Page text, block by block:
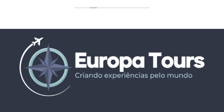
ficaram em SP trabalhando. A associação dessa
LÍDER, garantiu o sucesso da viagem que foi, lá, em
grupo formado por brasileiros e com guia Turco, Sr
Ali Faik, falando um português impecável e foi
muito disponível e atencioso. Os transfers, foram
4, todos em vans novas e os trajetos em ônibus
com pilotos tranquilos dirigindo com segurança
pelas boas estradas da Turquia. Os hotéis: Armada